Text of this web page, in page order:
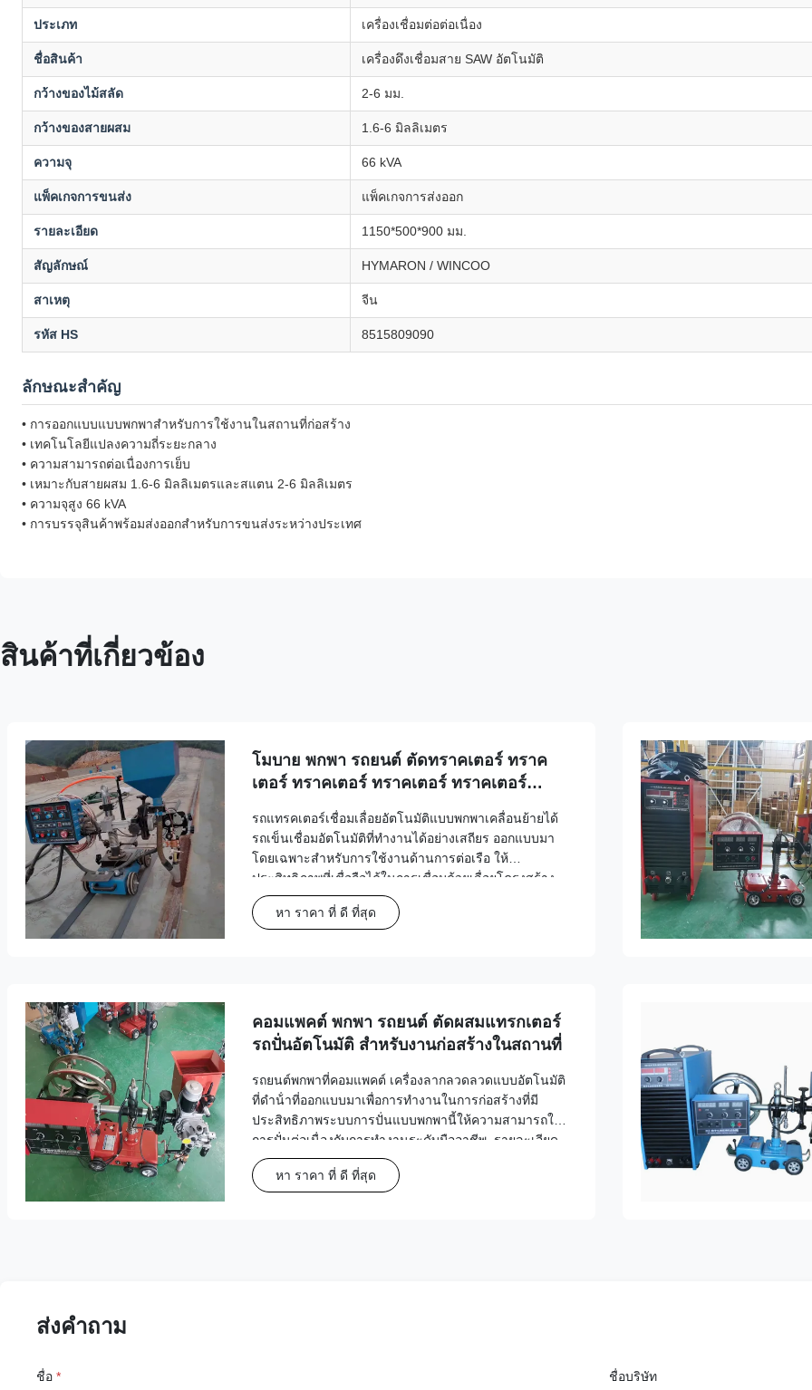
ประเภท เครื่องเชื่อมต่อต่อเนื่อง
ชื่อสินค้า เครื่องดึงเชื่อมสาย SAW อัตโนมัติ
กว้างของไม้สลัด 2-6 มม.
กว้างของสายผสม 1.6-6 มิลลิเมตร
ความจุ 66 kVA
แพ็คเกจการขนส่ง แพ็คเกจการส่งออก
รายละเอียด 1150*500*900 มม.
สัญลักษณ์ HYMARON / WINCOO
สาเหตุ จีน
รหัส HS 8515809090
ลักษณะสําคัญ
• การออกแบบแบบพกพาสําหรับการใช้งานในสถานที่ก่อสร้าง
• เทคโนโลยีแปลงความถี่ระยะกลาง
• ความสามารถต่อเนื่องการเย็บ
• เหมาะกับสายผสม 1.6-6 มิลลิเมตรและสแตน 2-6 มิลลิเมตร
• ความจุสูง 66 kVA
• การบรรจุสินค้าพร้อมส่งออกสําหรับการขนส่งระหว่างประเทศ
สินค้าที่เกี่ยวข้อง
โมบาย พกพา รถยนต์ ตัดทราคเตอร์ ทราค
เตอร์ ทราคเตอร์ ทราคเตอร์ ทราคเตอร์
รถแทรคเตอร์เชื่อมเลื่อยอัตโนมัติแบบพกพาเคลื่อนย้ายได้
รถเข็นเชื่อมอัตโนมัติที่ทำงานได้อย่างเสถียร ออกแบบมา
โดยเฉพาะสำหรับการใช้งานด้านการต่อเรือ ให้
ประสิทธิภาพที่เชื่อถือได้ในการเชื่อมด้วยเลื่อยโครงสร้าง
เหล็ก บริการหลังการขายและการรับประกัน ประเภท
บริการ รายละเอียดความคุ้มครอง การรับประกันมาตรฐาน
หา ราคา ที่ ดี ที่สุด
คอมแพคต์ พกพา รถยนต์ ตัดผสมแทรกเตอร์
รถปั่นอัตโนมัติ สําหรับงานก่อสร้างในสถานที่
รถยนต์พกพาที่คอมแพคต์ เครื่องลากลวดลวดแบบอัตโนมัติ
ที่ดําน้ําที่ออกแบบมาเพื่อการทํางานในการก่อสร้างที่มี
ประสิทธิภาพระบบการปั่นแบบพกพานี้ให้ความสามารถใน
การปั่นต่อเนื่องกับการทํางานระดับมืออาชีพ. รายละเอียด
สินค้า เลขรุ่น MZ-1250 สไตล์ เครื่องพกพา ระยะความถี่
ความถี่ระยะกลาง กระแสไฟฟ้า อินเวอร์เตอร์ ประ...
หา ราคา ที่ ดี ที่สุด
ส่งคำถาม
ชื่อ * ชื่อบริษัท